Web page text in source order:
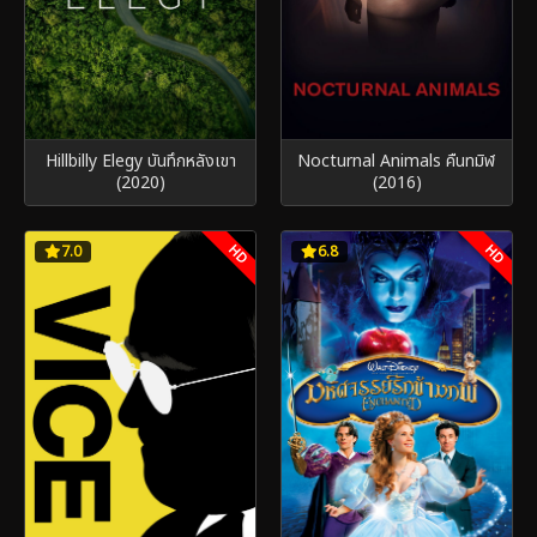
Hillbilly Elegy บันทึกหลังเขา
(2020)
Nocturnal Animals คืนทมิฬ
(2016)
7.0 HD 6.8 HD